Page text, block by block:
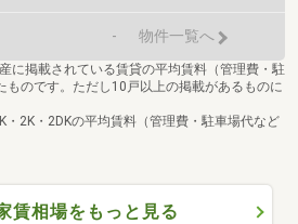
- 物件一覧へ
に掲載されている賃貸の平均賃料（管理費・駐
ものです。ただし10戸以上の掲載があるものに
・2K・2DKの平均賃料（管理費・駐車場代など
賃相場をもっと見る